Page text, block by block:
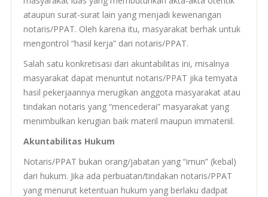
ataupun surat-surat lain yang men­jadi kewe­nan­gan
notaris/PPAT. Oleh karena itu, masyarakat berhak untuk
men­gontrol “hasil kerja” dari notaris/PPAT.
Salah satu konkreti­sasi dari akunt­abil­i­tas ini, mis­al­nya
masyarakat dapat menun­tut notaris/PPAT jika terny­ata
hasil peker­jaan­nya merugikan anggota masyarakat atau
tin­dakan notaris yang “menced­erai” masyarakat yang
menim­bulkan keru­gian baik materil maupun immateriil.
Akunt­abil­i­tas Hukum
Notaris/PPAT bukan orang/jabatan yang “imun” (kebal)
dari hukum. Jika ada perbuatan/tindakan notaris/PPAT
yang menu­rut keten­tuan hukum yang berlaku dad­pat